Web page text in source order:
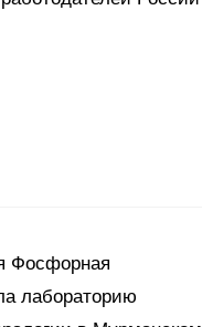
Фосфорная
лабораторию